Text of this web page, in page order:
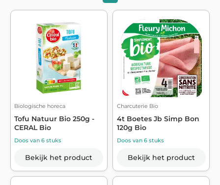
Biologische horeca
Tofu Natuur Bio 250g -
CERAL Bio
Doos van 6 stuks
Bekijk het product
Charcuterie Bio
4t Boetes Jb Simp Bon
120g Bio
Doos van 6 stuks
Bekijk het product